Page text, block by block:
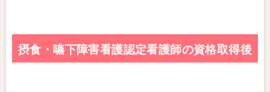
摂食・嚥下障害看護認定看護師の資格取得後